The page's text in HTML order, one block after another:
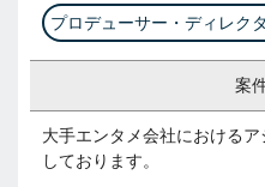
プロデューサー・ディレク
案
大手エンタメ会社における
しております。